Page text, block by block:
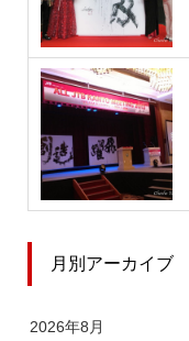
月別アーカイブ
2026年8月